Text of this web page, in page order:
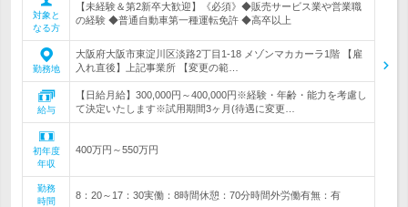
対象と
なる方
【未経験＆第2新卒大歓迎】《必須》◆販売サービス業や営業職
の経験 ◆普通自動車第一種運転免許 ◆高卒以上
勤務地
大阪府大阪市東淀川区淡路2丁目1-18 メゾンマカカーラ1階 【雇
入れ直後】上記事業所 【変更の範…
給与
【日給月給】300,000円～400,000円※経験・年齢・能力を考慮し
て決定いたします※試用期間3ヶ月(待遇に変更…
初年度
年収
400万円～550万円
勤務
時間
8：20～17：30実働：8時間休憩：70分時間外労働有無：有